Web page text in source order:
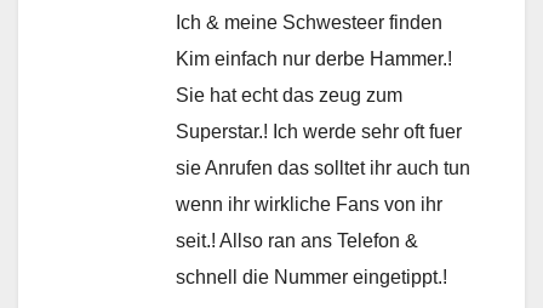
Ich & meine Schwesteer finden
Kim einfach nur derbe Hammer.!
Sie hat echt das zeug zum
Superstar.! Ich werde sehr oft fuer
sie Anrufen das solltet ihr auch tun
wenn ihr wirkliche Fans von ihr
seit.! Allso ran ans Telefon &
schnell die Nummer eingetippt.!